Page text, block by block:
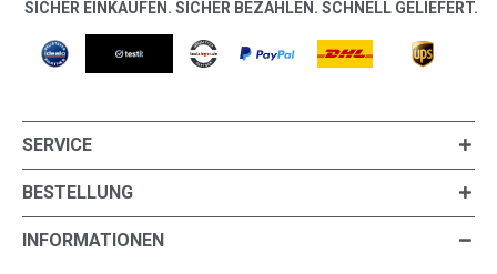
SICHER EINKAUFEN. SICHER BEZAHLEN. SCHNELL GELIEFERT.
SERVICE
BESTELLUNG
INFORMATIONEN